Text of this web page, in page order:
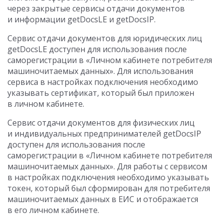
через закрытые сервисы отдачи документов
и информации getDocsLE и getDocsIP.
Сервис отдачи документов для юридических лиц
getDocsLE доступен для использования после
саморегистрации в «Личном кабинете потребителя
машиночитаемых данных». Для использования
сервиса в настройках подключения необходимо
указывать сертификат, который был приложен
в личном кабинете.
Сервис отдачи документов для физических лиц
и индивидуальных предпринимателей getDocsIP
доступен для использования после
саморегистрации в «Личном кабинете потребителя
машиночитаемых данных». Для работы с сервисом
в настройках подключения необходимо указывать
токен, который был сформирован для потребителя
машиночитаемых данных в ЕИС и отображается
в его личном кабинете.